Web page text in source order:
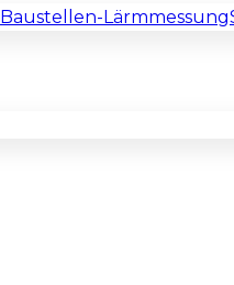
Baustellen-Lärmmessung